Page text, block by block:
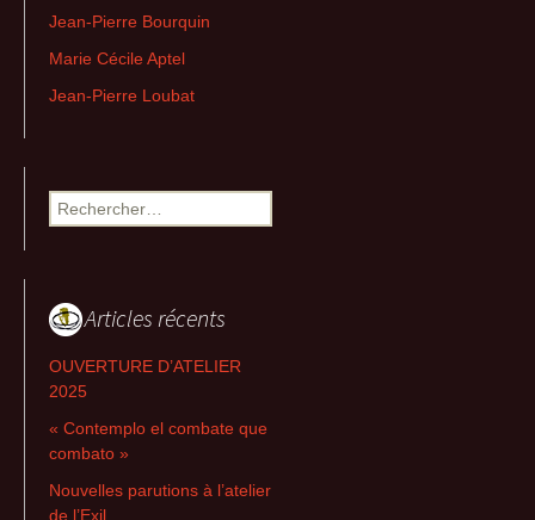
Jean-Pierre Bourquin
Marie Cécile Aptel
Jean-Pierre Loubat
Rechercher :
Articles récents
OUVERTURE D’ATELIER
2025
« Contemplo el combate que
combato »
Nouvelles parutions à l’atelier
de l’Exil